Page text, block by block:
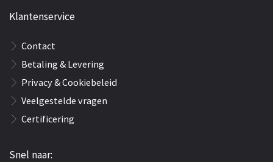
Klantenservice
Contact
Betaling & Levering
Privacy & Cookiebeleid
Veelgestelde vragen
Certificering
Snel naar: